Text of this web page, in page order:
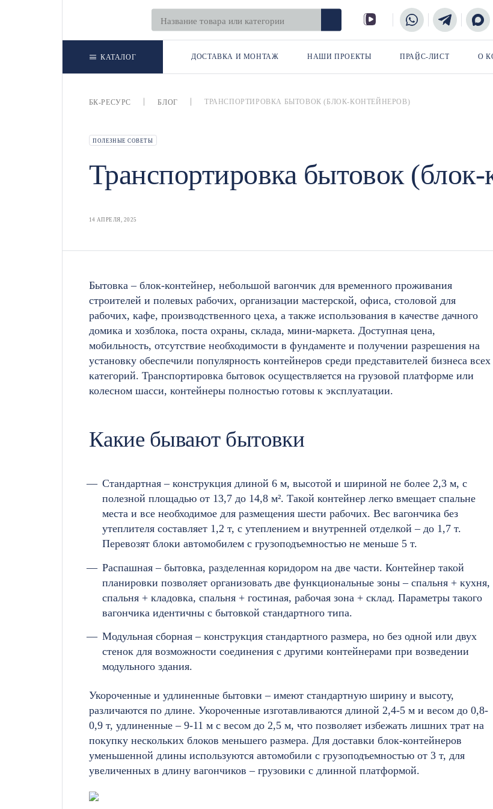
КАТАЛОГ ДОСТАВКА И МОНТАЖ НАШИ ПРОЕКТЫ ПРАЙС-ЛИСТ О
БК-РЕСУРС БЛОГ ТРАНСПОРТИРОВКА БЫТОВОК (БЛОК-КОНТЕЙНЕРОВ)
ПОЛЕЗНЫЕ СОВЕТЫ
Транспортировка бытовок (блок-
14 АПРЕЛЯ, 2025
Бытовка – блок-контейнер, небольшой вагончик для временного проживания
строителей и полевых рабочих, организации мастерской, офиса, столовой для
рабочих, кафе, производственного цеха, а также использования в качестве дачного
домика и хозблока, поста охраны, склада, мини-маркета. Доступная цена,
мобильность, отсутствие необходимости в фундаменте и получении разрешения на
установку обеспечили популярность контейнеров среди представителей бизнеса всех
категорий. Транспортировка бытовок осуществляется на грузовой платформе или
колесном шасси, контейнеры полностью готовы к эксплуатации.
Какие бывают бытовки
Стандартная – конструкция длиной 6 м, высотой и шириной не более 2,3 м, с
полезной площадью от 13,7 до 14,8 м². Такой контейнер легко вмещает спальне
места и все необходимое для размещения шести рабочих. Вес вагончика без
утеплителя составляет 1,2 т, с утеплением и внутренней отделкой – до 1,7 т.
Перевозят блоки автомобилем с грузоподъемностью не меньше 5 т.
Распашная – бытовка, разделенная коридором на две части. Контейнер такой
планировки позволяет организовать две функциональные зоны – спальня + кухня,
спальня + кладовка, спальня + гостиная, рабочая зона + склад. Параметры такого
вагончика идентичны с бытовкой стандартного типа.
Модульная сборная – конструкция стандартного размера, но без одной или двух
стенок для возможности соединения с другими контейнерами при возведении
модульного здания.
Укороченные и удлиненные бытовки – имеют стандартную ширину и высоту,
различаются по длине. Укороченные изготавливаются длиной 2,4-5 м и весом до 0,8-
0,9 т, удлиненные – 9-11 м с весом до 2,5 м, что позволяет избежать лишних трат на
покупку нескольких блоков меньшего размера. Для доставки блок-контейнеров
уменьшенной длины используются автомобили с грузоподъемностью от 3 т, для
увеличенных в длину вагончиков – грузовики с длинной платформой.